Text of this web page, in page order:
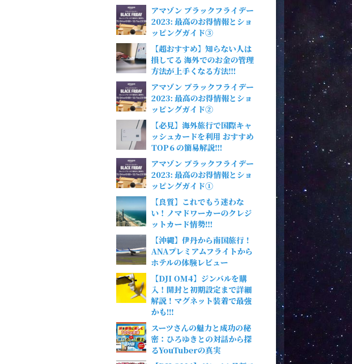
アマゾン ブラックフライデー
2023: 最高のお得情報とショ
ッピングガイド③
【超おすすめ】知らない人は
損してる 海外でのお金の管理
方法が上手くなる方法!!!
アマゾン ブラックフライデー
2023: 最高のお得情報とショ
ッピングガイド②
【必見】海外旅行で国際キャ
ッシュカードを利用 おすすめ
TOP６の簡易解説!!!
アマゾン ブラックフライデー
2023: 最高のお得情報とショ
ッピングガイド①
【良質】これでもう迷わな
い！ノマドワーカーのクレジ
ットカード情勢!!!
【沖縄】伊丹から南国旅行！
ANAプレミアムフライトから
ホテルの体験レビュー
【DJI OM4】ジンバルを購
入！開封と初期設定まで詳細
解説！マグネット装着で最強
かも!!!
スーツさんの魅力と成功の秘
密：ひろゆきとの対話から探
るYouTuberの真実